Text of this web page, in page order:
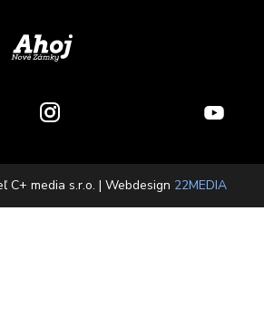
C+ media s.r.o. | Webdesign 22MEDIA